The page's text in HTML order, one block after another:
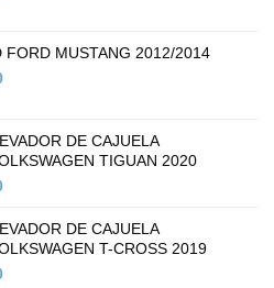
$389,00.
FORD MUSTANG 2012/2014
Current
$450,00. DE CAJUELA
TIGUAN 2020
Current
is:
$589,00.
DE CAJUELA
T-CROSS 2019
Current